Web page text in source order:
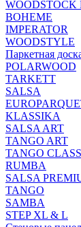
WOODSTOCK
BOHEME
IMPERATOR
WOODSTYLE
Паркетная
POLARWOOD
TARKETT
SALSA
KLASSIKA
SALSA ART
TANGO ART
TANGO
RUMBA
SALSA
TANGO
SAMBA
STEP XL & L